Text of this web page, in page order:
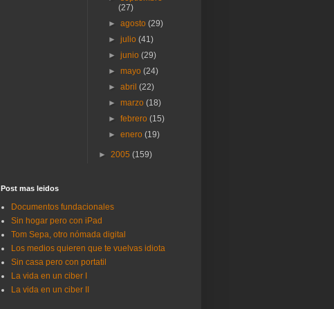
(27)
►agosto(29)
►julio(41)
►junio(29)
►mayo(24)
►abril(22)
►marzo(18)
►febrero(15)
►enero(19)
► 2005 (159)
Post mas lei­dos
Documentos fundacionales
Sin hogar pero con iPad
Tom Sepa, otro nómada digital
Los medios quieren que te vuelvas idiota
Sin casa pero con portatil
La vida en un ciber I
La vida en un ciber II